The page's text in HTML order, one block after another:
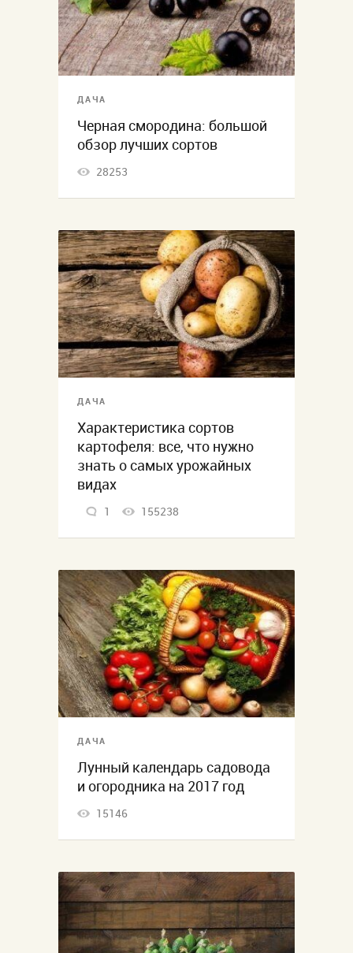
ДАЧА
Черная смородина: большой
обзор лучших сортов
28253
ДАЧА
Характеристика сортов
картофеля: все, что нужно
знать о самых урожайных
видах
1 155238
ДАЧА
Лунный календарь садовода
и огородника на 2017 год
15146